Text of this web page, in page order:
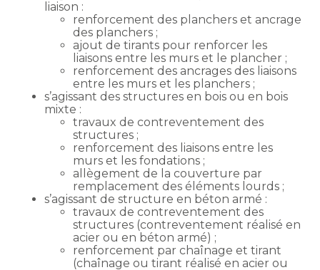
liaison :
renforcement des planchers et ancrage
des planchers ;
ajout de tirants pour renforcer les
liaisons entre les murs et le plancher ;
renforcement des ancrages des liaisons
entre les murs et les planchers ;
s’agissant des structures en bois ou en bois
mixte :
travaux de contreventement des
structures ;
renforcement des liaisons entre les
murs et les fondations ;
allègement de la couverture par
remplacement des éléments lourds ;
s’agissant de structure en béton armé :
travaux de contreventement des
structures (contreventement réalisé en
acier ou en béton armé) ;
renforcement par chaînage et tirant
(chaînage ou tirant réalisé en acier ou